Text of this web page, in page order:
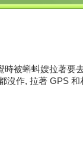
時被蝌蚪嫂拉著要
沒作, 拉著 GPS